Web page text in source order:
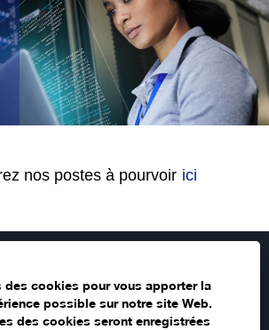
des cookies pour vous apporter la
possible sur notre site Web.
des cookies seront enregistrées
nos postes à pourvoir ici
renseignement sur la confidentialité